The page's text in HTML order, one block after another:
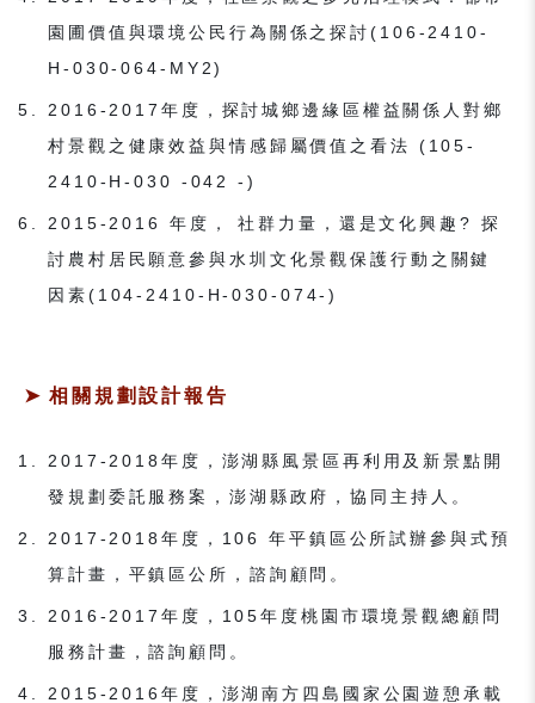
園圃價值與環境公民行為關係之探討(106-2410-
H-030-064-MY2)
2016-2017年度，探討城鄉邊緣區權益關係人對鄉
村景觀之健康效益與情感歸屬價值之看法 (105-
2410-H-030 -042 -)
2015-2016 年度， 社群力量，還是文化興趣? 探
討農村居民願意參與水圳文化景觀保護行動之關鍵
因素(104-2410-H-030-074-)
相關規劃設計報告
2017-2018年度，澎湖縣風景區再利用及新景點開
發規劃委託服務案，澎湖縣政府，協同主持人。
2017-2018年度，106 年平鎮區公所試辦參與式預
算計畫，平鎮區公所，諮詢顧問。
2016-2017年度，105年度桃園市環境景觀總顧問
服務計畫，諮詢顧問。
2015-2016年度，澎湖南方四島國家公園遊憩承載